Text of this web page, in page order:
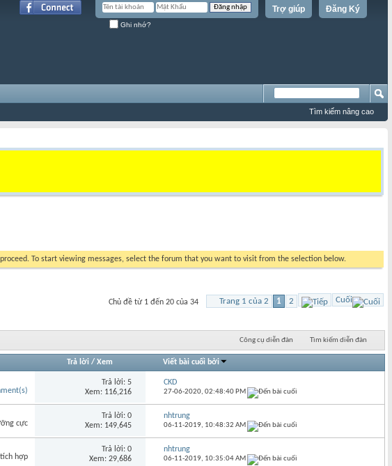
Đăng Ký
Trợ giúp
Ghi nhớ?
Tìm kiếm nâng cao
To start viewing messages, select the forum that you want to visit from the selection below.
Trang 1 của 2 1 2 Cuối
Chủ đề từ 1 đến 20 của 34
Công cụ diễn đàn Tìm kiếm diễn đàn
Trả lời/ Xem Viết bài cuối bởi
Trả lời: 5
Xem: 116,216
CKD
27-06-2020,02:48:40 PM
Trả lời: 0
Xem: 149,645
nhtrung
06-11-2019, 10:48:32 AM
Trả lời: 0
Xem: 29,686
nhtrung
06-11-2019, 10:35:04 AM